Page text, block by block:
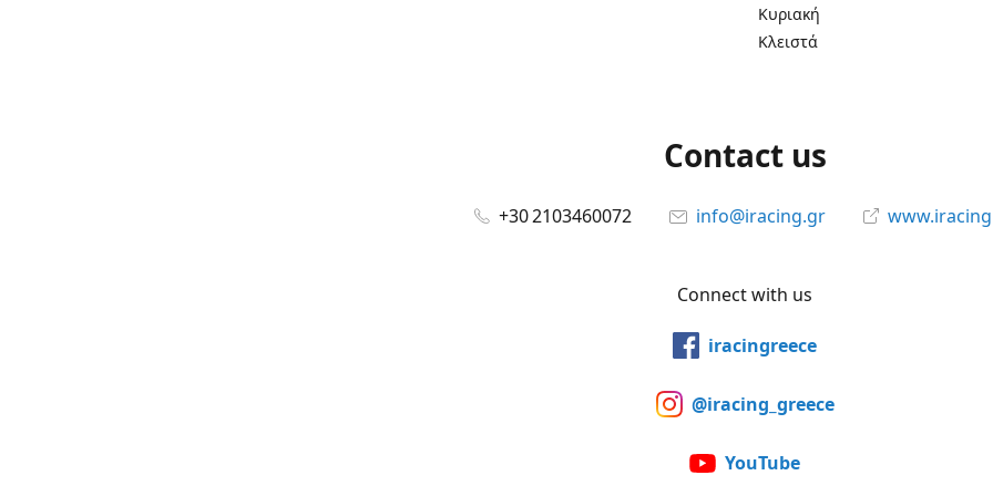
Κυριακή
Κλειστά
Contact us
+30 2103460072 info@iracing.gr
Connect with us
iracingreece
@iracing_greece
YouTube